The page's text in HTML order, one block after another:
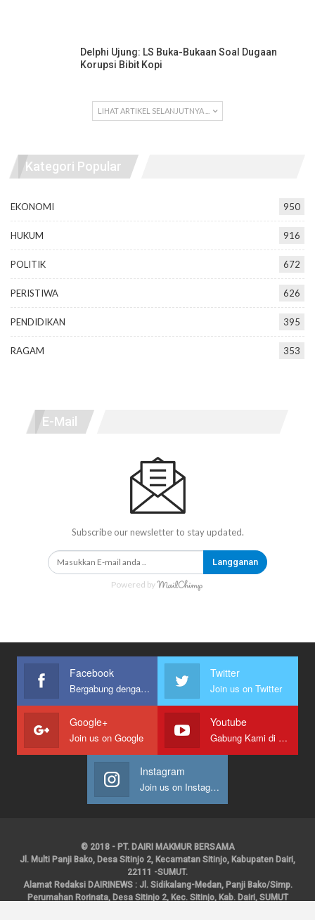
Delphi Ujung: LS Buka-Bukaan Soal Dugaan
Korupsi Bibit Kopi
LIHAT ARTIKEL SELANJUTNYA ...
Kategori Popular
EKONOMI 950
HUKUM 916
POLITIK 672
PERISTIWA 626
PENDIDIKAN 395
RAGAM 353
E-Mail
Subscribe our newsletter to stay updated.
Langganan
Powered by
Facebook
Bergabung dengan kami
Twitter
Join us on Twitter
Google+
Join us on Google
Youtube
Gabung Kami di Youtube
Instagram
Join us on Instagram
© 2018 - PT. DAIRI MAKMUR BERSAMA
Jl. Multi Panji Bako, Desa Sitinjo 2, Kecamatan Sitinjo, Kabupaten Dairi,
22111 -SUMUT.
Alamat Redaksi DAIRINEWS : Jl. Sidikalang-Medan, Panji Bako/Simp.
Perumahan Rorinata, Desa Sitinjo 2, Kec. Sitinjo, Kab. Dairi, SUMUT